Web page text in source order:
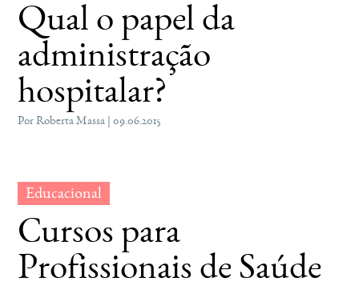
Qual o papel da
administração
hospitalar?
Por Roberta Massa | 09.06.2015
Educacional
Cursos para
Profissionais de Saúde